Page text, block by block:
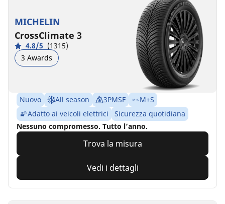
MICHELIN
CrossClimate 3
4.8/5 (1315)
3 Awards
Nuovo All season 3PMSF
M+S
Adatto ai veicoli elettrici
Sicurezza quotidiana
Nessuno compromesso. Tutto l’anno.
Trova la misura
Vedi i dettagli